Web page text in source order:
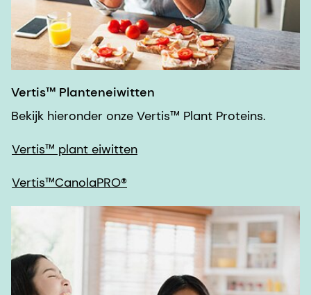
Vertis™ Planteneiwitten
Bekijk hieronder onze Vertis™ Plant Proteins.
Vertis™ plant eiwitten
Vertis™CanolaPRO®